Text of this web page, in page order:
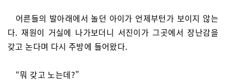
어른들의 발아래에서 놀던 아이가 언제부턴가 보이지 않는
다. 재원이 거실에 나가보더니 서진이가 그곳에서 장난감을
갖고 논다며 다시 주방에 들어왔다.
“뭐 갖고 노는데?”